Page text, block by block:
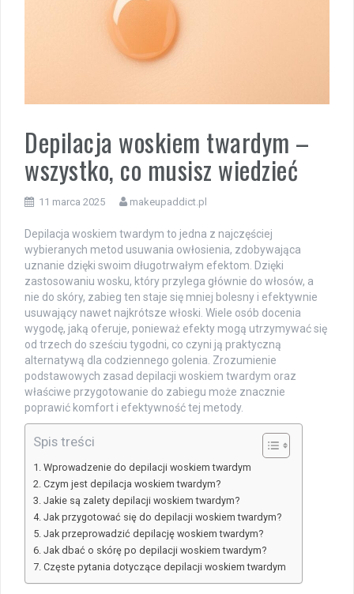
Depilacja woskiem twardym –
wszystko, co musisz wiedzieć
11 marca 2025 makeupaddict.pl
Depilacja woskiem twardym to jedna z najczęściej
wybieranych metod usuwania owłosienia, zdobywająca
uznanie dzięki swoim długotrwałym efektom. Dzięki
zastosowaniu wosku, który przylega głównie do włosów, a
nie do skóry, zabieg ten staje się mniej bolesny i efektywnie
usuwający nawet najkrótsze włoski. Wiele osób docenia
wygodę, jaką oferuje, ponieważ efekty mogą utrzymywać się
od trzech do sześciu tygodni, co czyni ją praktyczną
alternatywą dla codziennego golenia. Zrozumienie
podstawowych zasad depilacji woskiem twardym oraz
właściwe przygotowanie do zabiegu może znacznie
poprawić komfort i efektywność tej metody.
Spis treści
Wprowadzenie do depilacji woskiem twardym
Czym jest depilacja woskiem twardym?
Jakie są zalety depilacji woskiem twardym?
Jak przygotować się do depilacji woskiem twardym?
Jak przeprowadzić depilację woskiem twardym?
Jak dbać o skórę po depilacji woskiem twardym?
Częste pytania dotyczące depilacji woskiem twardym